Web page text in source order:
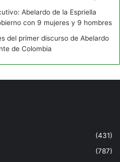
Abelardo de la Espriella
con 9 mujeres y 9 hombres
del primer discurso de Abelardo
de Colombia
(431)
(787)